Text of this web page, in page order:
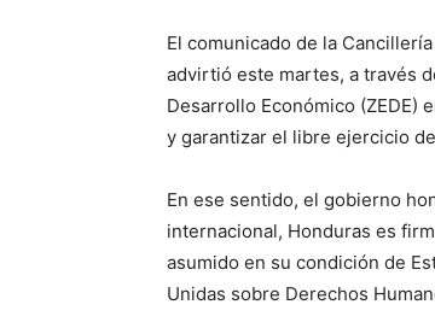
El comunicado de la
advirtió este martes, a través
Desarrollo Económico
y garantizar el libre ejercicio
En ese sentido, el gobierno
internacional, Honduras es
asumido en su condición de
Unidas sobre Derechos